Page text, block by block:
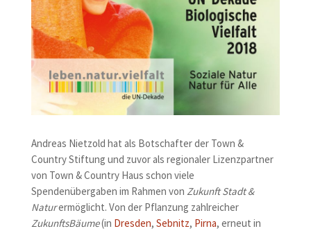
Andreas Nietzold hat als Botschafter der Town &
Country Stiftung und zuvor als regionaler Lizenzpartner
von Town & Country Haus schon viele
Spendenübergaben im Rahmen von Zukunft Stadt &
Naturermöglicht. Von der Pflanzung zahlreicher
ZukunftsBäume(in Dresden, Sebnitz, Pirna, erneut in